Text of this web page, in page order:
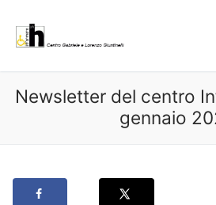
contenuto
Newsletter del centro
gennaio